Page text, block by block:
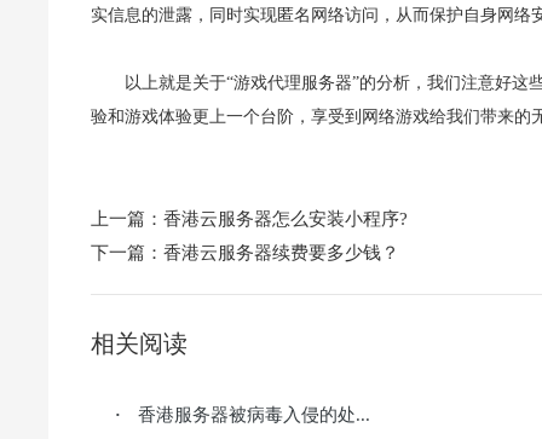
实信息的泄露，同时实现匿名网络访问，从而保护自身网络
以上就是关于“游戏代理服务器”的分析，我们注意好
验和游戏体验更上一个台阶，享受到网络游戏给我们带来的
上一篇： 香港云服务器怎么安装小程序?
下一篇： 香港云服务器续费要多少钱？
相关阅读
· 香港服务器被病毒入侵的处...